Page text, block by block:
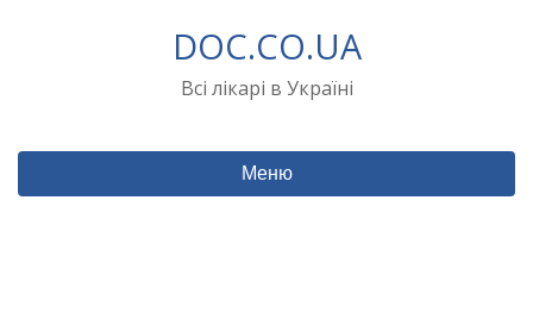
DOC.CO.UA
Всі лікарі в Україні
Меню